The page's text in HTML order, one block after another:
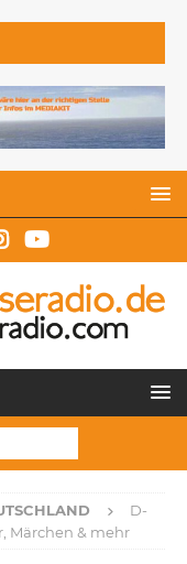
D-
Märchen & mehr